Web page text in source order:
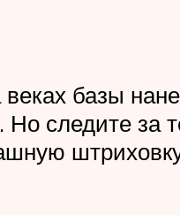
базы
следите за